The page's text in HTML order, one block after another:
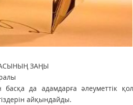
ЗАҢЫ
да адамдарға әлеуметтік
айқындайды.